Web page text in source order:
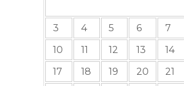
3
4 5 6 7
10
11 12 13 14
17
18 19 20 21